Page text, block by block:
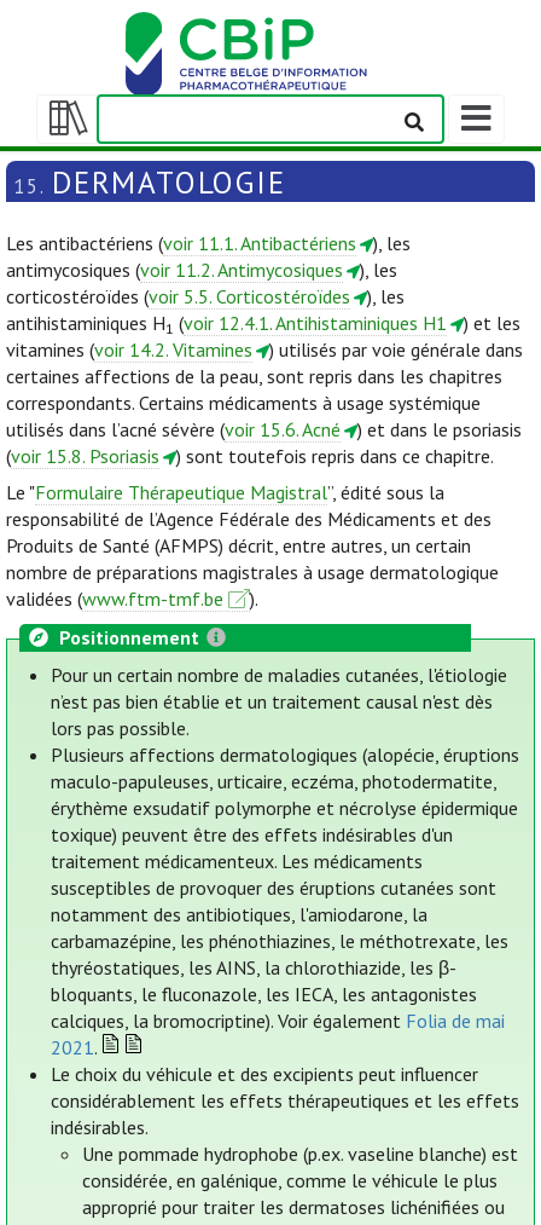
Afficher/masquer
la
table
matières
Afficher/
la
barre
navigation
15. DERMATOLOGIE
Les antibactériens (voir 11.1. Antibactériens
), les
antimycosiques (voir 11.2. Antimycosiques
), les
corticostéroïdes (voir 5.5. Corticostéroïdes
), les
antihistaminiques H1 (voir 12.4.1. Antihistaminiques H1
) et les
vitamines (voir 14.2. Vitamines
) utilisés par voie générale dans
certaines affections de la peau, sont repris dans les chapitres
correspondants. Certains médicaments à usage systémique
utilisés dans l’acné sévère (voir 15.6. Acné
) et dans le psoriasis
(voir 15.8. Psoriasis
) sont toutefois repris dans ce chapitre.
Le "Formulaire Thérapeutique Magistral”, édité sous la
responsabilité de l’Agence Fédérale des Médicaments et des
Produits de Santé (AFMPS) décrit, entre autres, un certain
nombre de préparations magistrales à usage dermatologique
validées (www.ftm-tmf.be
).
Positionnement
Pour un certain nombre de maladies cutanées, l'étiologie
n’est pas bien établie et un traitement causal n'est dès
lors pas possible.
Plusieurs affections dermatologiques (alopécie, éruptions
maculo-papuleuses, urticaire, eczéma, photodermatite,
érythème exsudatif polymorphe et nécrolyse épidermique
toxique) peuvent être des effets indésirables d'un
traitement médicamenteux. Les médicaments
susceptibles de provoquer des éruptions cutanées sont
notamment des antibiotiques, l'amiodarone, la
carbamazépine, les phénothiazines, le méthotrexate, les
thyréostatiques, les AINS, la chlorothiazide, les β-
bloquants, le fluconazole, les IECA, les antagonistes
calciques, la bromocriptine). Voir également Folia de mai
2021.
Le choix du véhicule et des excipients peut influencer
considérablement les effets thérapeutiques et les effets
indésirables.
Une pommade hydrophobe (p.ex. vaseline blanche) est
considérée, en galénique, comme le véhicule le plus
approprié pour traiter les dermatoses lichénifiées ou